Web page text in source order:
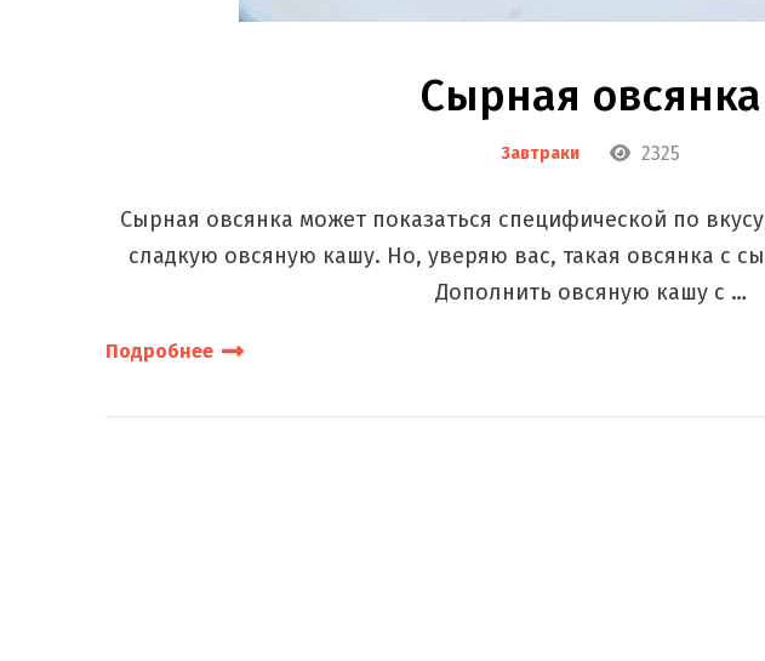
Сырная овсянка
Завтраки 2325
Сырная овсянка может показаться специфической по
сладкую овсяную кашу. Но, уверяю вас, такая овсянка с
Дополнить овсяную кашу с …
Подробнее